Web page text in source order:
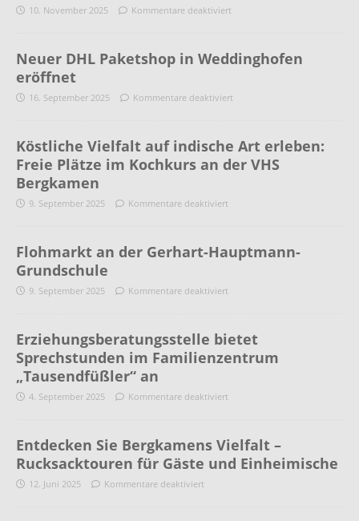
10. November 2025 Kommentare deaktiviert
Neuer DHL Paketshop in Weddinghofen
eröffnet
16. September 2025 Kommentare deaktiviert
Köstliche Vielfalt auf indische Art erleben:
Freie Plätze im Kochkurs an der VHS
Bergkamen
9. September 2025 Kommentare deaktiviert
Flohmarkt an der Gerhart-Hauptmann-
Grundschule
9. September 2025 Kommentare deaktiviert
Erziehungsberatungsstelle bietet
Sprechstunden im Familienzentrum
„Tausendfüßler“ an
4. September 2025 Kommentare deaktiviert
Entdecken Sie Bergkamens Vielfalt –
Rucksacktouren für Gäste und Einheimische
12. Juni 2025 Kommentare deaktiviert